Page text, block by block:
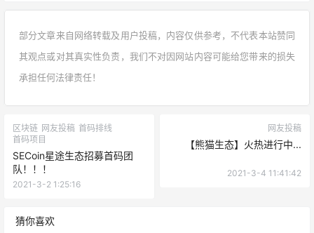
部分文章来自网络转载及用户投稿，内容仅供参考，不代表本站赞同
其观点或对其真实性负责，我们不对因网站内容可能给您带来的损失
承担任何法律责任！
区块链 网友投稿 首码排线
首码项目
SECoin星途生态招募首码团
队！！！
2021-3-2 1:25:16
网友投稿
【熊猫生态】火热进行中...
2021-3-4 11:41:42
猜你喜欢